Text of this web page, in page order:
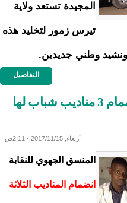
المجيدة تستعد ولاية
تيرس زمور لتخليد هذه
ونشيد وطني جديدين.
التفاصيل
المريتانية للشغيلة تصف انضمام 3 مناديب شباب لها
أربعاء, 2017/11/15 - 2:11ص
المنسق الجهوي للنقابة
انضمام المناديب الثلاثة